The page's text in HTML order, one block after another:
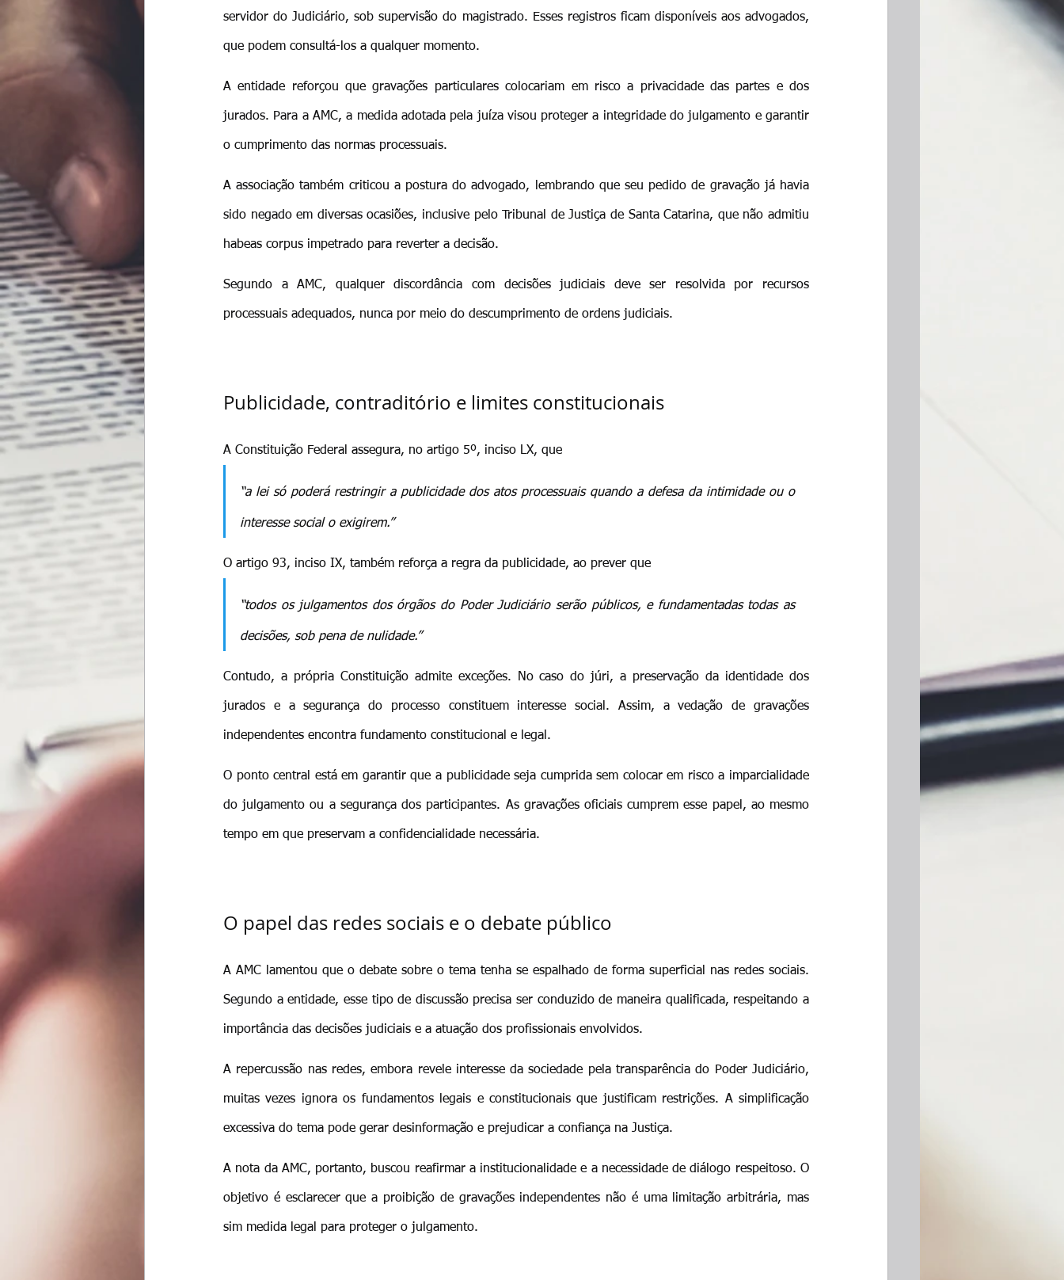
servidor do Judiciário, sob supervisão do magistrado. Esses registros ficam disponíveis aos advogados,
que podem consultá-los a qualquer momento.
A entidade reforçou que gravações particulares colocariam em risco a privacidade das partes e dos
jurados. Para a AMC, a medida adotada pela juíza visou proteger a integridade do julgamento e garantir
o cumprimento das normas processuais.
A associação também criticou a postura do advogado, lembrando que seu pedido de gravação já havia
sido negado em diversas ocasiões, inclusive pelo Tribunal de Justiça de Santa Catarina, que não admitiu
habeas corpus impetrado para reverter a decisão.
Segundo a AMC, qualquer discordância com decisões judiciais deve ser resolvida por recursos
processuais adequados, nunca por meio do descumprimento de ordens judiciais.
Publicidade, contraditório e limites constitucionais
A Constituição Federal assegura, no artigo 5º, inciso LX, que
“a lei só poderá restringir a publicidade dos atos processuais quando a defesa da intimidade ou o
interesse social o exigirem.”
O artigo 93, inciso IX, também reforça a regra da publicidade, ao prever que
“todos os julgamentos dos órgãos do Poder Judiciário serão públicos, e fundamentadas todas as
decisões, sob pena de nulidade.”
Contudo, a própria Constituição admite exceções. No caso do júri, a preservação da identidade dos
jurados e a segurança do processo constituem interesse social. Assim, a vedação de gravações
independentes encontra fundamento constitucional e legal.
O ponto central está em garantir que a publicidade seja cumprida sem colocar em risco a imparcialidade
do julgamento ou a segurança dos participantes. As gravações oficiais cumprem esse papel, ao mesmo
tempo em que preservam a confidencialidade necessária.
O papel das redes sociais e o debate público
A AMC lamentou que o debate sobre o tema tenha se espalhado de forma superficial nas redes sociais.
Segundo a entidade, esse tipo de discussão precisa ser conduzido de maneira qualificada, respeitando a
importância das decisões judiciais e a atuação dos profissionais envolvidos.
A repercussão nas redes, embora revele interesse da sociedade pela transparência do Poder Judiciário,
muitas vezes ignora os fundamentos legais e constitucionais que justificam restrições. A simplificação
excessiva do tema pode gerar desinformação e prejudicar a confiança na Justiça.
A nota da AMC, portanto, buscou reafirmar a institucionalidade e a necessidade de diálogo respeitoso. O
objetivo é esclarecer que a proibição de gravações independentes não é uma limitação arbitrária, mas
sim medida legal para proteger o julgamento.